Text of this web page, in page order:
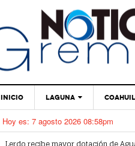
INICIO LAGUNA
TORREÓN
GÓMEZ PALACIO
Hoy es: 7 agosto 2026 08:58pm
Vamos a ser parte de esta nueva